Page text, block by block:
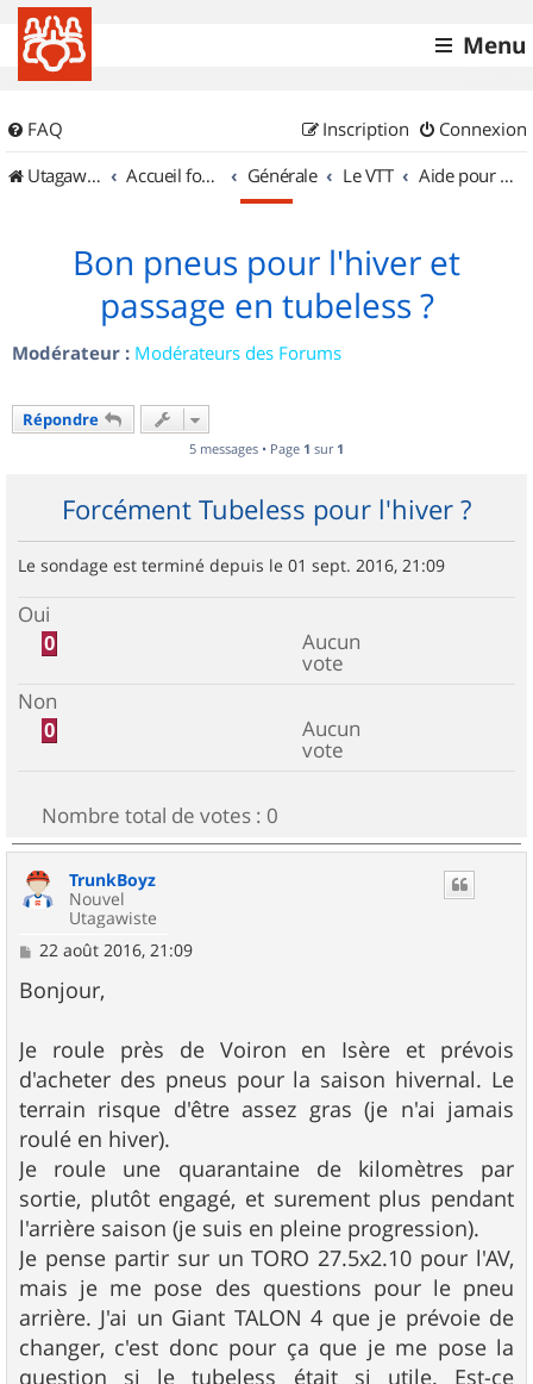
Menu
FAQ Connexion
Inscription
UtagawaVTT (Randos VTT et VTTAE avec traces GPS)
Accueil forum Générale Le VTT Aide pour l'achat d'un VTT
Bon pneus pour l'hiver et
passage en tubeless ?
Modérateur : Modérateurs des Forums
Répondre
5 messages • Page 1 sur 1
Forcément Tubeless pour l'hiver ?
Le sondage est terminé depuis le 01 sept. 2016, 21:09
Oui
0 Aucun
vote
Non
0 Aucun
vote
Nombre total de votes : 0
TrunkBoyz
Nouvel
Utagawiste
M
s
s
g
e
22 août 2016, 21:09
Bonjour,
Je roule près de Voiron en Isère et prévois
d'acheter des pneus pour la saison hivernal. Le
terrain risque d'être assez gras (je n'ai jamais
roulé en hiver).
Je roule une quarantaine de kilomètres par
sortie, plutôt engagé, et surement plus pendant
l'arrière saison (je suis en pleine progression).
Je pense partir sur un TORO 27.5x2.10 pour l'AV,
mais je me pose des questions pour le pneu
arrière. J'ai un Giant TALON 4 que je prévoie de
changer, c'est donc pour ça que je me pose la
question si le tubeless était si utile. Est-ce